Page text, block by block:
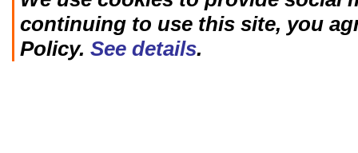
continuing to use this site, you
Policy. See details.